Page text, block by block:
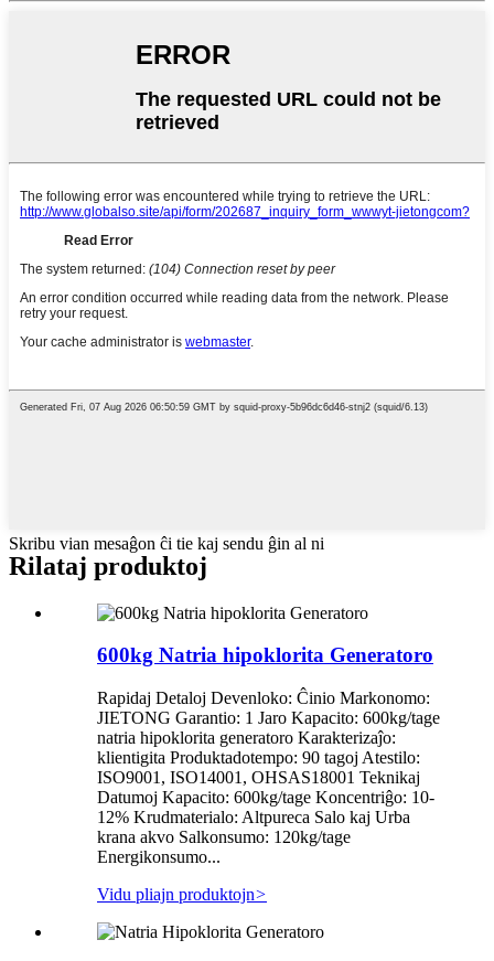
Skribu vian mesaĝon ĉi tie kaj sendu ĝin al ni
Rilataj produktoj
600kg Natria hipoklorita Generatoro
Rapidaj Detaloj Devenloko: Ĉinio Markonomo:
JIETONG Garantio: 1 Jaro Kapacito: 600kg/tage
natria hipoklorita generatoro Karakterizaĵo:
klientigita Produktadotempo: 90 tagoj Atestilo:
ISO9001, ISO14001, OHSAS18001 Teknikaj
Datumoj Kapacito: 600kg/tage Koncentriĝo: 10-
12% Krudmaterialo: Altpureca Salo kaj Urba
krana akvo Salkonsumo: 120kg/tage
Energikonsumo...
Vidu pliajn produktojn>